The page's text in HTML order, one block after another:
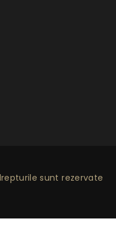
sunt rezervate